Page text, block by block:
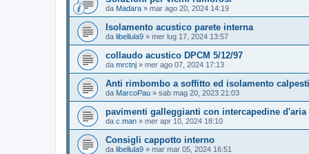
da Madara » mar ago 20, 2024 14:19
Isolamento acustico parete interna
da libellula9 » mer lug 17, 2024 13:57
collaudo acustico DPCM 5/12/97
da mrctnj » mer ago 07, 2024 17:13
Anti rimbombo a soffitto ed isolamento
da MarcoPau » sab mag 20, 2023 21:03
pavimenti galleggianti con intercapedine d'aria
da c.man » mer apr 10, 2024 18:10
Consigli cappotto interno
da libellula9 » mar mar 05, 2024 16:51